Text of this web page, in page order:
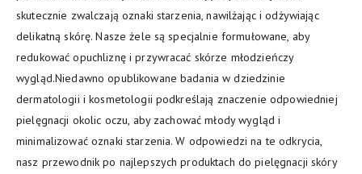
skutecznie zwalczają oznaki starzenia, nawilżając i odżywiając
delikatną skórę. Nasze żele są specjalnie formułowane, aby
redukować opuchliznę i przywracać skórze młodzieńczy
wygląd.Niedawno opublikowane badania w dziedzinie
dermatologii i kosmetologii podkreślają znaczenie odpowiedniej
pielęgnacji okolic oczu, aby zachować młody wygląd i
minimalizować oznaki starzenia. W odpowiedzi na te odkrycia,
nasz przewodnik po najlepszych produktach do pielęgnacji skóry